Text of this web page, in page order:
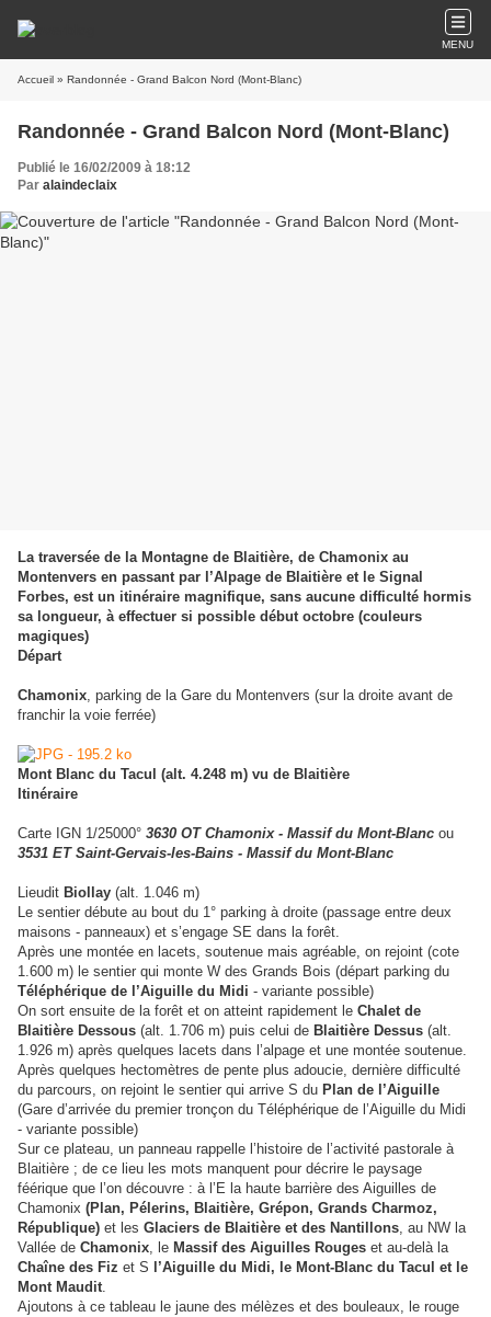
MENU
Accueil » Randonnée - Grand Balcon Nord (Mont-Blanc)
Randonnée - Grand Balcon Nord (Mont-Blanc)
Publié le 16/02/2009 à 18:12
Par alaindeclaix
La traversée de la Montagne de Blaitière, de Chamonix au
Montenvers en passant par l’Alpage de Blaitière et le Signal
Forbes, est un itinéraire magnifique, sans aucune difficulté hormis
sa longueur, à effectuer si possible début octobre (couleurs
magiques)
Départ
Chamonix, parking de la Gare du Montenvers (sur la droite avant de
franchir la voie ferrée)
Mont Blanc du Tacul (alt. 4.248 m) vu de Blaitière
Itinéraire
Carte IGN 1/25000° 3630 OT Chamonix - Massif du Mont-Blanc ou
3531 ET Saint-Gervais-les-Bains - Massif du Mont-Blanc
Lieudit Biollay (alt. 1.046 m)
Le sentier débute au bout du 1° parking à droite (passage entre deux
maisons - panneaux) et s’engage SE dans la forêt.
Après une montée en lacets, soutenue mais agréable, on rejoint (cote
1.600 m) le sentier qui monte W des Grands Bois (départ parking du
Téléphérique de l’Aiguille du Midi - variante possible)
On sort ensuite de la forêt et on atteint rapidement le Chalet de
Blaitière Dessous (alt. 1.706 m) puis celui de Blaitière Dessus (alt.
1.926 m) après quelques lacets dans l’alpage et une montée soutenue.
Après quelques hectomètres de pente plus adoucie, dernière difficulté
du parcours, on rejoint le sentier qui arrive S du Plan de l’Aiguille
(Gare d’arrivée du premier tronçon du Téléphérique de l’Aiguille du Midi
- variante possible)
Sur ce plateau, un panneau rappelle l’histoire de l’activité pastorale à
Blaitière ; de ce lieu les mots manquent pour décrire le paysage
féérique que l’on découvre : à l’E la haute barrière des Aiguilles de
Chamonix (Plan, Pélerins, Blaitière, Grépon, Grands Charmoz,
République) et les Glaciers de Blaitière et des Nantillons, au NW la
Vallée de Chamonix, le Massif des Aiguilles Rouges et au-delà la
Chaîne des Fiz et S
l’Aiguille du Midi, le Mont-Blanc du Tacul et le
Mont Maudit.
Ajoutons à ce tableau le jaune des mélèzes et des bouleaux, le rouge